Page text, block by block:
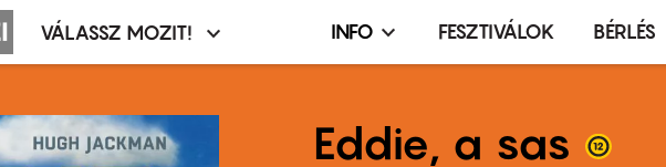
Moziválasztó
VÁLASSZ MOZIT!
Infó,
terembérlés
INFO FESZTIVÁLOK BÉRLÉS
Eddie, a sas